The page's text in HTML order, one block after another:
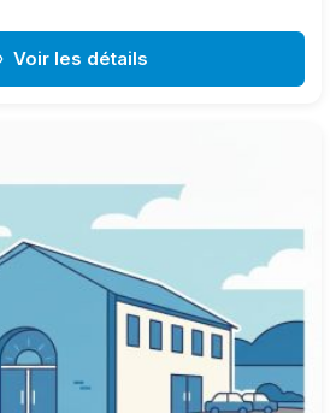
Voir les détails